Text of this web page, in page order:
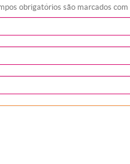
obrigatórios são marcados com